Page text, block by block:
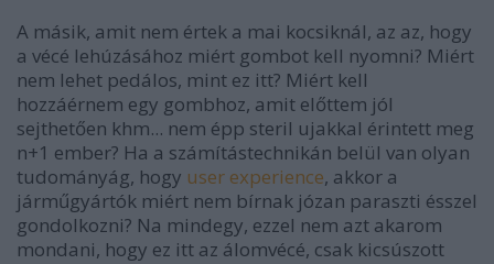
A másik, amit nem értek a mai kocsiknál, az az, hogy
a vécé lehúzásához miért gombot kell nyomni? Miért
nem lehet pedálos, mint ez itt? Miért kell
hozzáérnem egy gombhoz, amit előttem jól
sejthetően khm... nem épp steril ujakkal érintett meg
n+1 ember? Ha a számítástechnikán belül van olyan
tudományág, hogy user experience, akkor a
járműgyártók miért nem bírnak józan paraszti ésszel
gondolkozni? Na mindegy, ezzel nem azt akarom
mondani, hogy ez itt az álomvécé, csak kicsúszott